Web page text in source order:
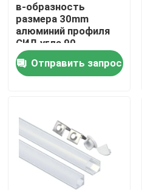
Свяжитесь мы
Новости
Утопленные профили СИД
Профиль СИД
в-образность
размера 30mm
алюминий профиля
СИД угла 90
градусов для
прокладок СИД
Отправить запрос